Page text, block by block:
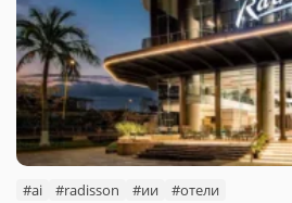
#ai #radisson #ии #отели